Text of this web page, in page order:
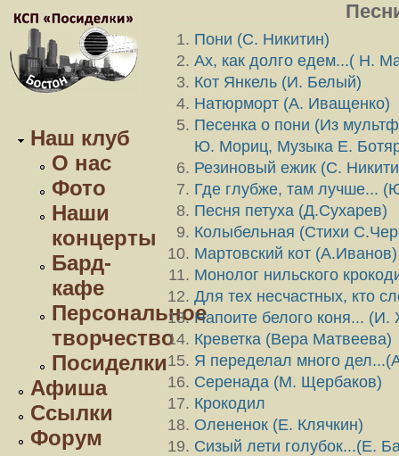
Наш клуб
О нас
Фото
Наши
концерты
Бард-
кафе
Персональное
творчество
Посиделки
Афиша
Ссылки
Форум
Пони (С. Никитин)
Ах, как долго едем...( Н.
Кот Янкель (И. Белый)
Натюрморт (А. Иващенко)
Песенка о пони (Из
Ю. Мориц, Музыка Е.
Резиновый ежик (С.
Где глубже, там лучше...
Песня петуха (Д.Сухарев)
Колыбельная (Стихи
Мартовский кот (А.Иванов)
Монолог нильского
Для тех несчастных, кто
Напоите белого коня... (И.
Креветка (Вера Матвеева)
Я переделал много
Cеренада (М. Щербаков)
Крокодил
Олененок (Е. Клячкин)
Сизый лети голубок...(Е.